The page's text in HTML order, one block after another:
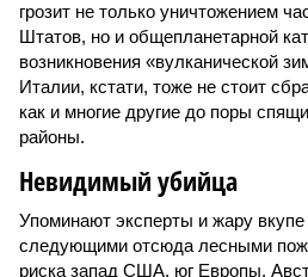
грозит не только уничтожением
Штатов, но и общепланетарной
возникновения «вулканической
Италии, кстати, тоже не стоит
как и многие другие до поры
районы.
Невидимый убийца
Упоминают эксперты и жару вкупе
следующими отсюда лесными
риска запад США, юг Европы,